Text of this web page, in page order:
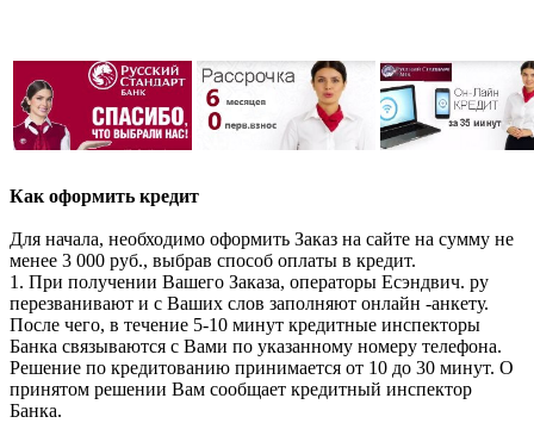
Как оформить кредит
Для начала, необходимо оформить Заказ на сайте на сумму не
менее 3 000 руб., выбрав способ оплаты в кредит.
1. При получении Вашего Заказа, операторы Есэндвич. ру
перезванивают и с Ваших слов заполняют онлайн -анкету.
После чего, в течение 5-10 минут кредитные инспекторы
Банка связываются с Вами по указанному номеру телефона.
Решение по кредитованию принимается от 10 до 30 минут. О
принятом решении Вам сообщает кредитный инспектор
Банка.